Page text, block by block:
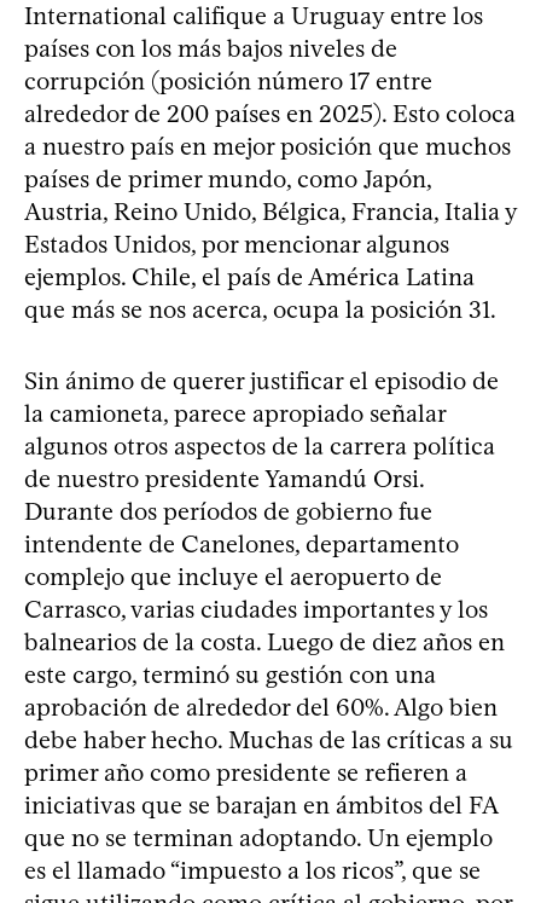
International califique a Uruguay entre los
países con los más bajos niveles de
corrupción (posición número 17 entre
alrededor de 200 países en 2025). Esto coloca
a nuestro país en mejor posición que muchos
países de primer mundo, como Japón,
Austria, Reino Unido, Bélgica, Francia, Italia y
Estados Unidos, por mencionar algunos
ejemplos. Chile, el país de América Latina
que más se nos acerca, ocupa la posición 31.
Sin ánimo de querer justificar el episodio de
la camioneta, parece apropiado señalar
algunos otros aspectos de la carrera política
de nuestro presidente Yamandú Orsi.
Durante dos períodos de gobierno fue
intendente de Canelones, departamento
complejo que incluye el aeropuerto de
Carrasco, varias ciudades importantes y los
balnearios de la costa. Luego de diez años en
este cargo, terminó su gestión con una
aprobación de alrededor del 60%. Algo bien
debe haber hecho. Muchas de las críticas a su
primer año como presidente se refieren a
iniciativas que se barajan en ámbitos del FA
que no se terminan adoptando. Un ejemplo
es el llamado “impuesto a los ricos”, que se